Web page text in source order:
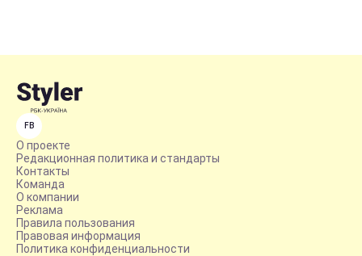
FB
О проекте
Редакционная политика и стандарты
Контакты
Команда
О компании
Реклама
Правила пользования
Правовая информация
Политика конфиденциальности